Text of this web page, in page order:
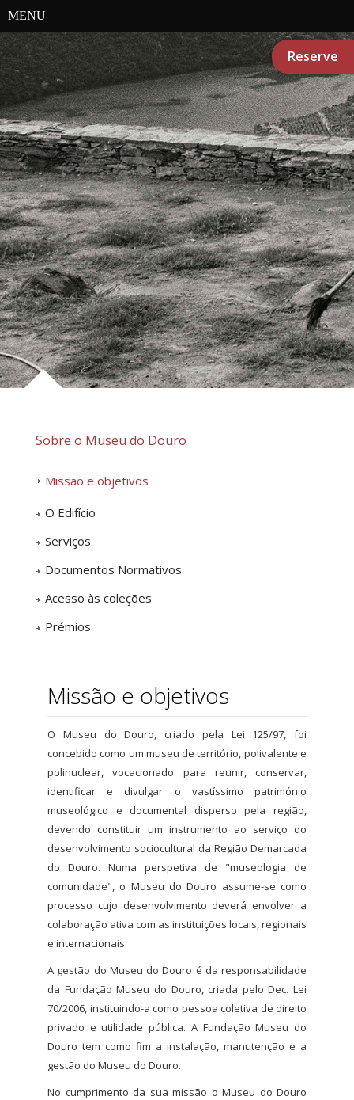
MENU
Reserve
Sobre o Museu do Douro
Missão e objetivos
O Edifício
Serviços
Documentos Normativos
Acesso às coleções
Prémios
Missão e objetivos
O Museu do Douro, criado pela Lei 125/97, foi
concebido como um museu de território, polivalente e
polinuclear, vocacionado para reunir, conservar,
identificar e divulgar o vastíssimo património
museológico e documental disperso pela região,
devendo constituir um instrumento ao serviço do
desenvolvimento sociocultural da Região Demarcada
do Douro. Numa perspetiva de "museologia de
comunidade", o Museu do Douro assume-se como
processo cujo desenvolvimento deverá envolver a
colaboração ativa com as instituições locais, regionais
e internacionais.
A gestão do Museu do Douro é da responsabilidade
da Fundação Museu do Douro, criada pelo Dec. Lei
70/2006, instituindo-a como pessoa coletiva de direito
privado e utilidade pública. A Fundação Museu do
Douro tem como fim a instalação, manutenção e a
gestão do Museu do Douro.
No cumprimento da sua missão o Museu do Douro